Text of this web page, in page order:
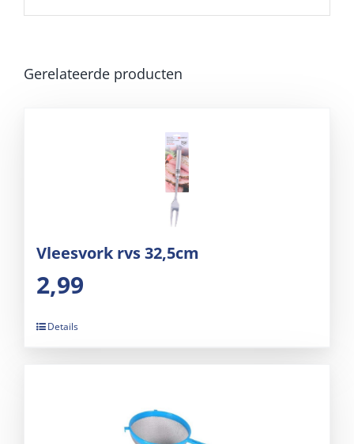
Gerelateerde producten
Vleesvork rvs 32,5cm
2,99
Details